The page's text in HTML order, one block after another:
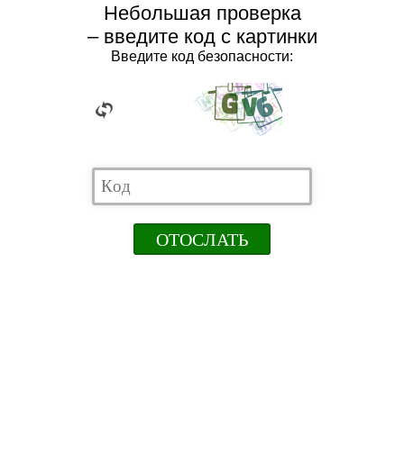
Небольшая проверка
– введите код с картинки
Введите код безопасности: